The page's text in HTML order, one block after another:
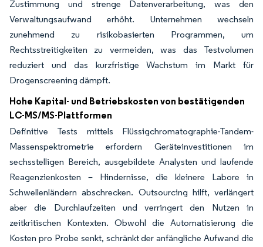
Zustimmung und strenge Datenverarbeitung, was den
Verwaltungsaufwand erhöht. Unternehmen wechseln
zunehmend zu risikobasierten Programmen, um
Rechtsstreitigkeiten zu vermeiden, was das Testvolumen
reduziert und das kurzfristige Wachstum im Markt für
Drogenscreening dämpft.
Hohe Kapital- und Betriebskosten von bestätigenden
LC-MS/MS-Plattformen
Definitive Tests mittels Flüssigchromatographie-Tandem-
Massenspektrometrie erfordern Geräteinvestitionen im
sechsstelligen Bereich, ausgebildete Analysten und laufende
Reagenzienkosten – Hindernisse, die kleinere Labore in
Schwellenländern abschrecken. Outsourcing hilft, verlängert
aber die Durchlaufzeiten und verringert den Nutzen in
zeitkritischen Kontexten. Obwohl die Automatisierung die
Kosten pro Probe senkt, schränkt der anfängliche Aufwand die